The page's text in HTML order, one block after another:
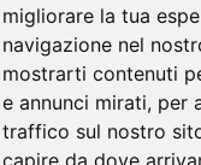
migliorare la tua
navigazione nel
mostrarti contenuti
e annunci mirati, per
traffico sul nostro
capire da dove
volo Porto
quanto dura il